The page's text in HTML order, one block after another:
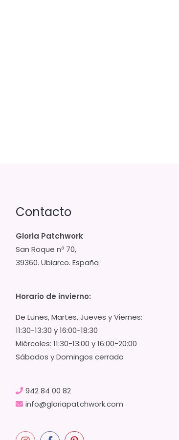
Contacto
Gloria Patchwork
San Roque nº 70,
39360. Ubiarco. España
Horario de invierno:
De Lunes, Martes, Jueves y Viernes:
11:30-13:30 y 16:00-18:30
Miércoles: 11:30-13:00 y 16:00-20:00
Sábados y Domingos cerrado
942 84 00 82
info@gloriapatchwork.com